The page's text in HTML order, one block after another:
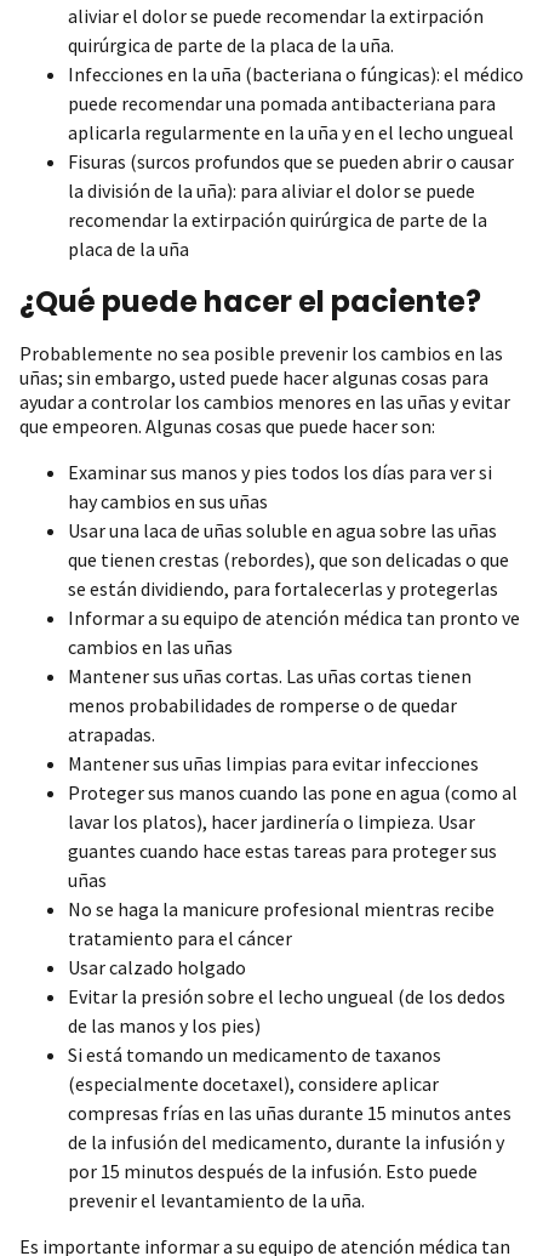
aliviar el dolor se puede recomendar la extirpación
quirúrgica de parte de la placa de la uña.
Infecciones en la uña (bacteriana o fúngicas): el médico
puede recomendar una pomada antibacteriana para
aplicarla regularmente en la uña y en el lecho ungueal
Fisuras (surcos profundos que se pueden abrir o causar
la división de la uña): para aliviar el dolor se puede
recomendar la extirpación quirúrgica de parte de la
placa de la uña
¿Qué puede hacer el paciente?
Probablemente no sea posible prevenir los cambios en las
uñas; sin embargo, usted puede hacer algunas cosas para
ayudar a controlar los cambios menores en las uñas y evitar
que empeoren. Algunas cosas que puede hacer son:
Examinar sus manos y pies todos los días para ver si
hay cambios en sus uñas
Usar una laca de uñas soluble en agua sobre las uñas
que tienen crestas (rebordes), que son delicadas o que
se están dividiendo, para fortalecerlas y protegerlas
Informar a su equipo de atención médica tan pronto ve
cambios en las uñas
Mantener sus uñas cortas. Las uñas cortas tienen
menos probabilidades de romperse o de quedar
atrapadas.
Mantener sus uñas limpias para evitar infecciones
Proteger sus manos cuando las pone en agua (como al
lavar los platos), hacer jardinería o limpieza. Usar
guantes cuando hace estas tareas para proteger sus
uñas
No se haga la manicure profesional mientras recibe
tratamiento para el cáncer
Usar calzado holgado
Evitar la presión sobre el lecho ungueal (de los dedos
de las manos y los pies)
Si está tomando un medicamento de taxanos
(especialmente docetaxel), considere aplicar
compresas frías en las uñas durante 15 minutos antes
de la infusión del medicamento, durante la infusión y
por 15 minutos después de la infusión. Esto puede
prevenir el levantamiento de la uña.
Es importante informar a su equipo de atención médica tan